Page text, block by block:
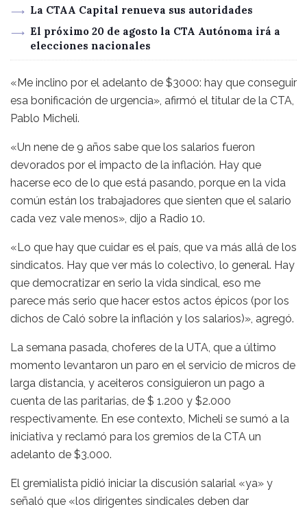
La CTAA Capital renueva sus autoridades
El próximo 20 de agosto la CTA Autónoma irá a
elecciones nacionales
«Me inclino por el adelanto de $3000: hay que conseguir
esa bonificación de urgencia», afirmó el titular de la CTA,
Pablo Micheli.
«Un nene de 9 años sabe que los salarios fueron
devorados por el impacto de la inflación. Hay que
hacerse eco de lo que está pasando, porque en la vida
común están los trabajadores que sienten que el salario
cada vez vale menos», dijo a Radio 10.
«Lo que hay que cuidar es el país, que va más allá de los
sindicatos. Hay que ver más lo colectivo, lo general. Hay
que democratizar en serio la vida sindical, eso me
parece más serio que hacer estos actos épicos (por los
dichos de Caló sobre la inflación y los salarios)», agregó.
La semana pasada, choferes de la UTA, que a último
momento levantaron un paro en el servicio de micros de
larga distancia, y aceiteros consiguieron un pago a
cuenta de las paritarias, de $ 1.200 y $2.000
respectivamente. En ese contexto, Micheli se sumó a la
iniciativa y reclamó para los gremios de la CTA un
adelanto de $3.000.
El gremialista pidió iniciar la discusión salarial «ya» y
señaló que «los dirigentes sindicales deben dar